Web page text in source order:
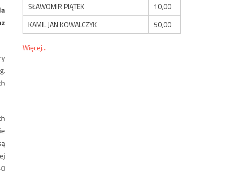
SŁAWOMIR PIĄTEK
10,00
KAMIL JAN KOWALCZYK
50,00
Więcej...